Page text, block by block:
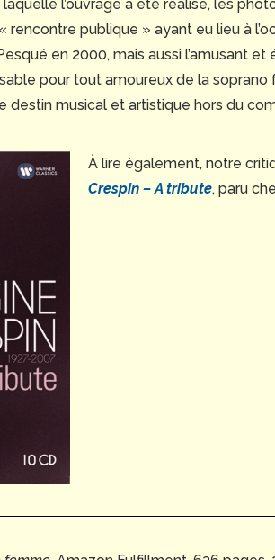
laquelle l’ouvrage a été réalisé, les
publique » ayant eu lieu à
en 2000, mais aussi l’amusant et
pour tout amoureux de la soprano
destin musical et artistique hors du
À lire également, notre
Crespin – A tribute, paru